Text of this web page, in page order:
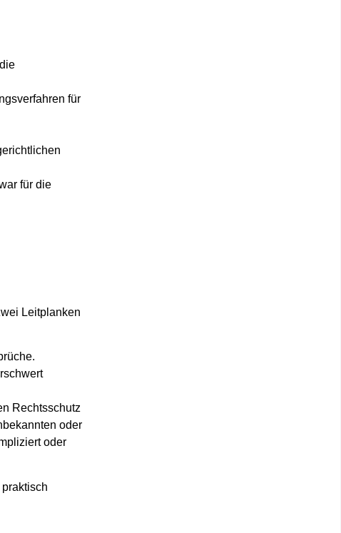
für
für die
Leitplanken
Rechtsschutz
oder
oder